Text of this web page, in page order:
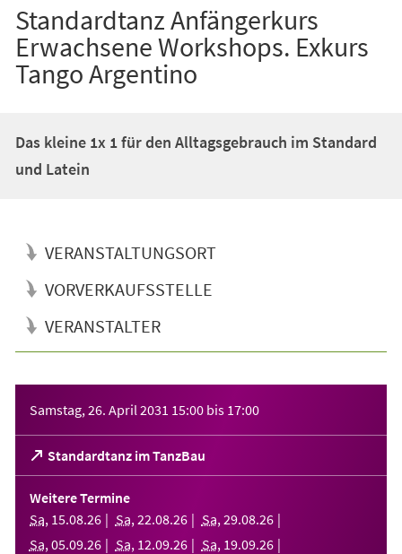
Standardtanz Anfängerkurs
Erwachsene Workshops. Exkurs
Tango Argentino
Das kleine 1x 1 für den Alltagsgebrauch im Standard
und Latein
VERANSTALTUNGSORT
VORVERKAUFSSTELLE
VERANSTALTER
Samstag, 26. April 2031 15:00 bis 17:00
Standardtanz im TanzBau
(Öffnet
in
einem
neuen
Tab)
Weitere Termine
Sa, 15.08.26 Sa, 22.08.26 Sa, 29.08.26
Sa, 05.09.26 Sa, 12.09.26 Sa, 19.09.26